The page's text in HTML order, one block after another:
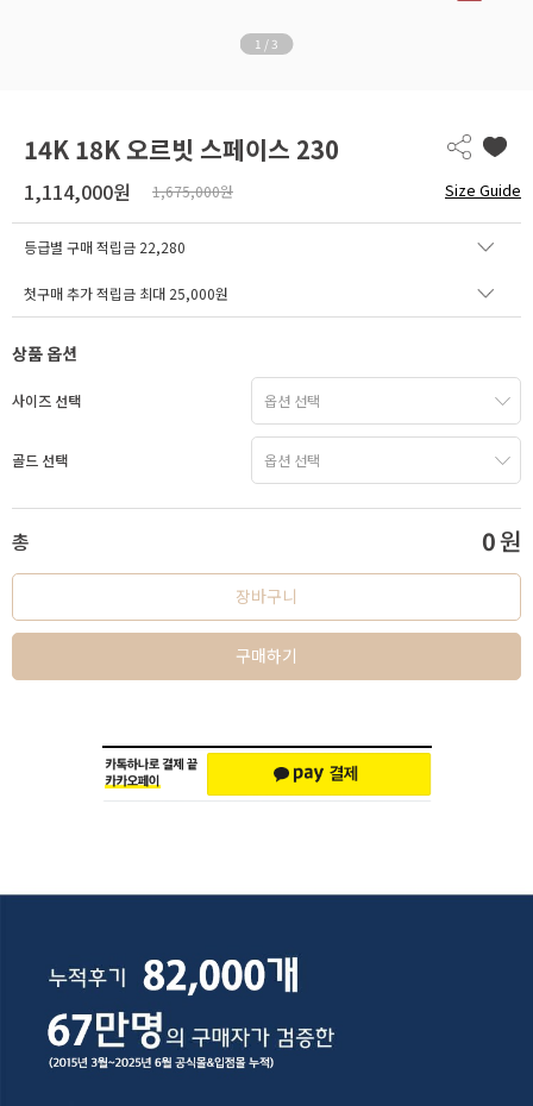
1 / 3
14K 18K 오르빗 스페이스 230
1,114,000원 1,675,000원 Size Guide
등급별 구매 적립금 22,280
첫구매 추가 적립금 최대 25,000원
상품 옵션
사이즈 선택
골드 선택
총 0원
장바구니
구매하기